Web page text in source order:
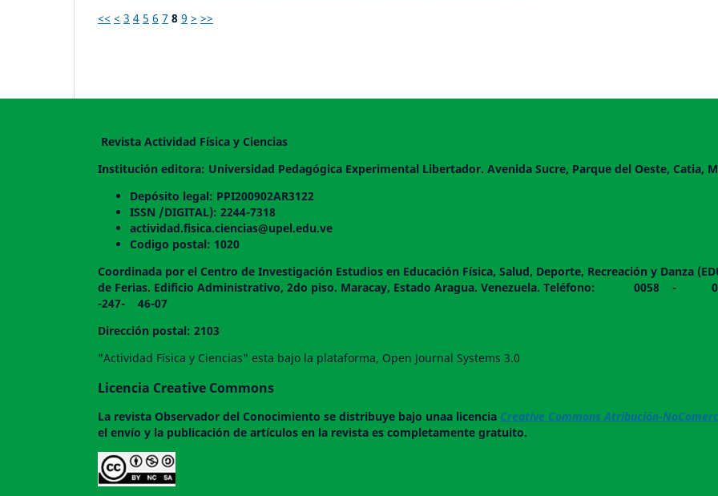
<< < 3 4 5 6 7 8 9 > >>
Revista Actividad Física y Ciencias
Institución editora: Universidad Pedagógica Experimental Libertador. Avenida Sucre, Parque del Oeste, Catia,
Depósito legal: PPI200902AR3122
ISSN /DIGITAL): 2244-7318
actividad.fisica.ciencias@upel.edu.ve
Codigo postal: 1020
Coordinada por el Centro de Investigación Estudios en Educación Física, Salud, Deporte, Recreación y Danza
de Ferias. Edificio Administrativo, 2do piso. Maracay, Estado Aragua. Venezuela. Teléfono:
-247- 46-07
Dirección postal: 2103
"Actividad Física y Ciencias" esta bajo la plataforma, Open Journal Systems 3.0
Licencia Creative Commons
La revista Observador del Conocimiento se distribuye bajo unaa licencia Creative Commons Atribución-
el envío y la publicación de artículos en la revista es completamente gratuito.